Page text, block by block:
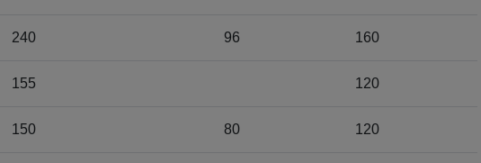
240 96 160
155 120
150 80 120